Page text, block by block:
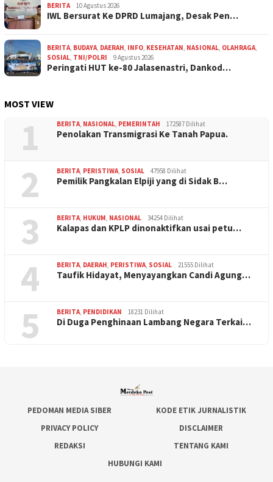
BERITA 10 Agustus 2026
IWL Bersurat Ke DPRD Lumajang, Desak Pen…
BERITA BUDAYA DAERAH INFO KESEHATAN NASIONAL OLAHRAGA
SOSIAL TNI/POLRI 9 Agustus 2026
Peringati HUT ke-80 Jalasenastri, Dankod…
MOST VIEW
1 BERITA NASIONAL PEMERINTAH 172587 Dilihat
Penolakan Transmigrasi Ke Tanah Papua.
2 BERITA PERISTIWA SOSIAL 47958 Dilihat
Pemilik Pangkalan Elpiji yang di Sidak B…
3 BERITA HUKUM NASIONAL 34254 Dilihat
Kalapas dan KPLP dinonaktifkan usai petu…
4 BERITA DAERAH PERISTIWA SOSIAL 21555 Dilihat
Taufik Hidayat, Menyayangkan Candi Agung…
5 BERITA PENDIDIKAN 18231 Dilihat
Di Duga Penghinaan Lambang Negara Terkai…
PEDOMAN MEDIA SIBER
KODE ETIK JURNALISTIK
PRIVACY POLICY
DISCLAIMER
REDAKSI
TENTANG KAMI
HUBUNGI KAMI